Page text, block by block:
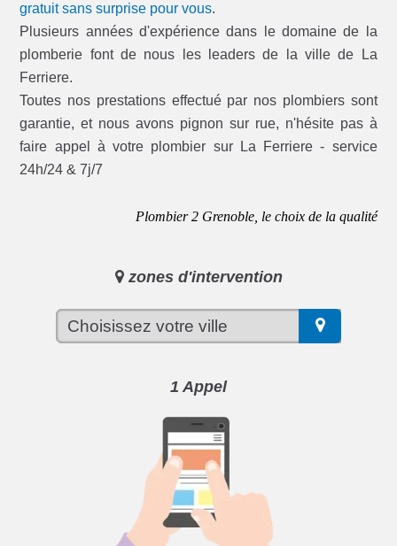
gratuit sans surprise pour vous.
Plusieurs années d'expérience dans le domaine de la
plomberie font de nous les leaders de la ville de La
Ferriere.
Toutes nos prestations effectué par nos plombiers sont
garantie, et nous avons pignon sur rue, n'hésite pas à
faire appel à votre plombier sur La Ferriere - service
24h/24 & 7j/7
Plombier 2 Grenoble, le choix de la qualité
zones d'intervention
1 Appel